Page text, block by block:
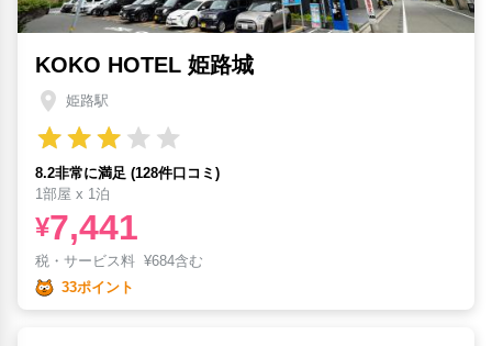
KOKO HOTEL 姫路城
姫路駅
8.2非常に満足 (128件口コミ)
1部屋 x 1泊
¥7,441
税・サービス料 ¥684含む
33ポイント